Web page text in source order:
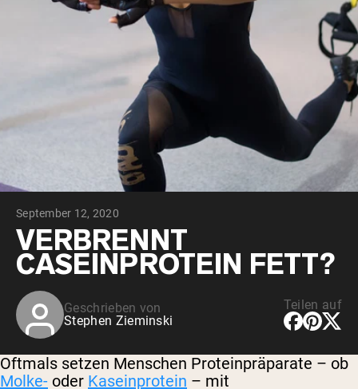
”Micellar Casein“
September 12, 2020
VERBRENNT
CASEINPROTEIN FETT?
Geschrieben von
Stephen Zieminski
Teilen auf
Oftmals setzen Menschen Proteinpräparate – ob
Molke- oder Kaseinprotein – mit